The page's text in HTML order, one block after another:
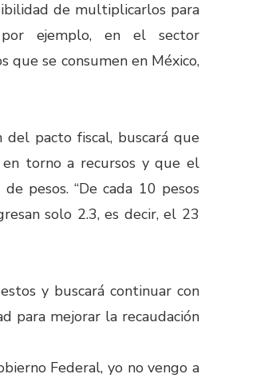
de multiplicarlos para
por ejemplo, en el sector
se consumen en México,
pacto fiscal, buscará que
torno a recursos y que el
pesos. “De cada 10 pesos
solo 2.3, es decir, el 23
y buscará continuar con
para mejorar la recaudación
Federal, yo no vengo a